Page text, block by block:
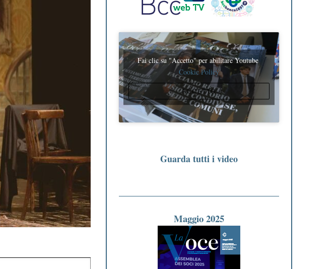
Fai clic su "Accetto" per abilitare Youtube
Cookie Policy
ACCETTO
Guarda tutti i video
Maggio 2025